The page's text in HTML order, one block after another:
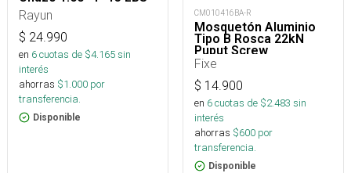
Rayun
$ 24.990
en 6cuotas de $4.165sin
interés
ahorras $1.000 por
transferencia.
Disponible
CM010416BA-R
Mosquetón Aluminio
Tipo B Rosca 22kN
Puput Screw
Fixe
$ 14.900
en 6cuotas de $2.483 sin
interés
ahorras $600 por
transferencia.
Disponible